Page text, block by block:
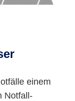
einem
Notfall-